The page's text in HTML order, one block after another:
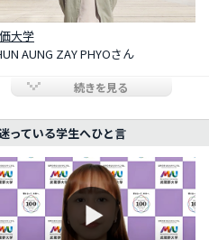
大学
AUNG ZAY PHYOさん
続きを見る
っている学生へひと言